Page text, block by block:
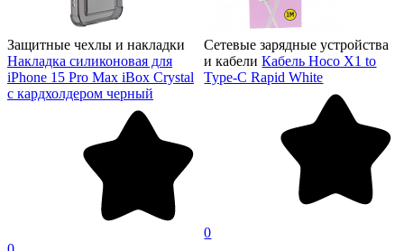
Защитные чехлы и накладки
Накладка силиконовая для
iPhone 15 Pro Max iBox Crystal
с кардхолдером черный
Сетевые зарядные устройства
и кабели Кабель Hoco X1 to
Type-C Rapid White
0